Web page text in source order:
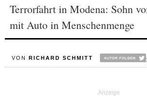
Terrorfahrt in Modena: Sohn
mit Auto in Menschenmenge
VON RICHARD SCHMITT